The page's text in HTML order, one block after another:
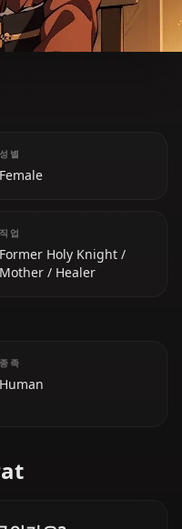
성별
Female
직업
Former Holy Knight /
Mother / Healer
종족
Human